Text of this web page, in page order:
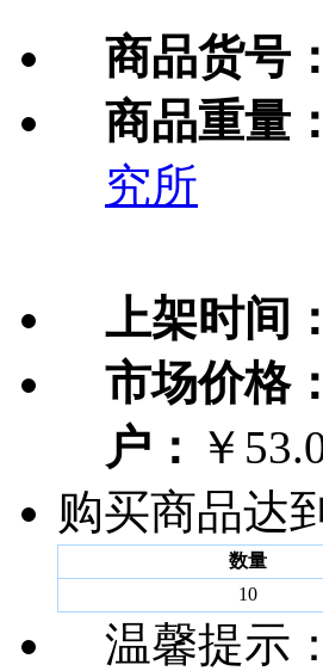
商品货号：
商品重量：
究所
上架时间：
市场价格：
户： ￥
购买商品达
数量
10
温馨提示：